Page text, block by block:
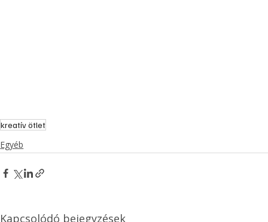
kreatív ötlet
Egyéb
Kapcsolódó bejegyzések